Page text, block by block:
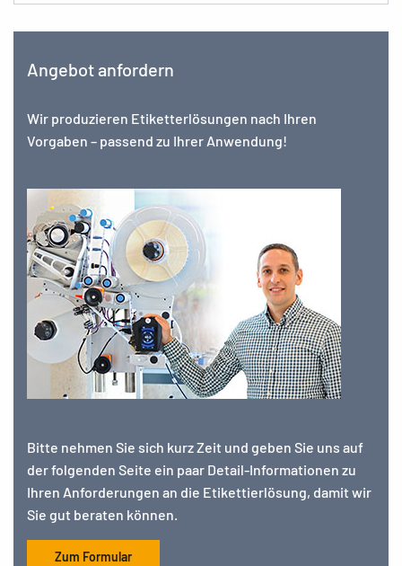
Angebot anfordern
Wir produzieren Etiketterlösungen nach Ihren
Vorgaben – passend zu Ihrer Anwendung!
Bitte nehmen Sie sich kurz Zeit und geben Sie uns auf
der folgenden Seite ein paar Detail-Informationen zu
Ihren Anforderungen an die Etikettierlösung, damit wir
Sie gut beraten können.
Zum Formular